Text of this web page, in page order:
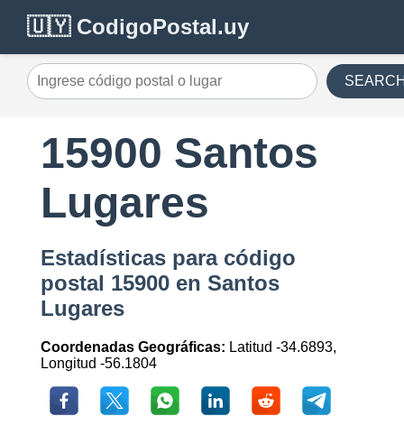
🇺🇾 CodigoPostal.uy
15900 Santos
Lugares
Estadísticas para código
postal 15900 en Santos
Lugares
Coordenadas Geográficas: Latitud -34.6893,
Longitud -56.1804